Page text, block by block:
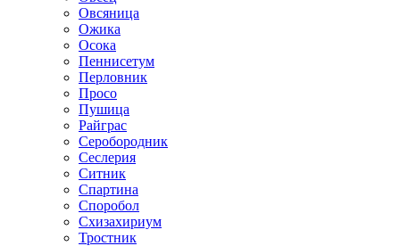
Овсяница
Ожика
Осока
Пеннисетум
Перловник
Просо
Пушица
Райграс
Серобородник
Сеслерия
Ситник
Спартина
Споробол
Схизахириум
Тростник